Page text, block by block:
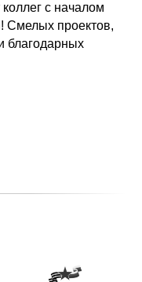
с началом
Смелых проектов,
благодарных